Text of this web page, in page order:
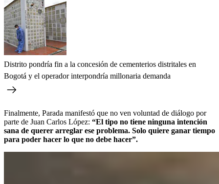
Distrito pondría fin a la concesión de cementerios distritales en
Bogotá y el operador interpondría millonaria demanda
Finalmente, Parada manifestó que no ven voluntad de diálogo por
parte de Juan Carlos López: “El tipo no tiene ninguna intención
sana de querer arreglar ese problema. Solo quiere ganar tiempo
para poder hacer lo que no debe hacer”.